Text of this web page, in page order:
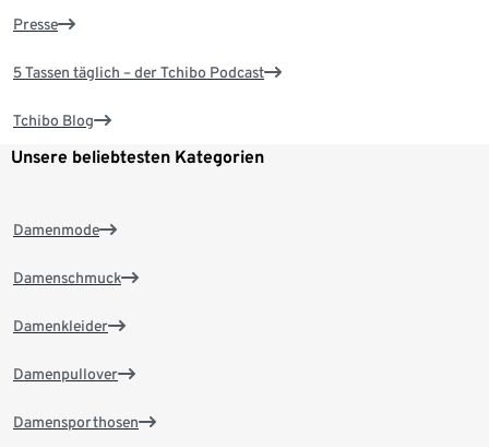
Presse
5 Tassen täglich – der Tchibo Podcast
Tchibo Blog
Unsere beliebtesten Kategorien
Damenmode
Damenschmuck
Damenkleider
Damenpullover
Damensporthosen